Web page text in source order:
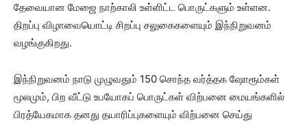
தேவையான மேஜை நாற்காலி உள்ளிட்ட பொருட்களும் உள்ளன.
திறப்பு விழாவையொட்டி சிறப்பு சலுகைகளையும் இந்நிறுவனம்
வழங்குகிறது.
இந்நிறுவனம் நாடு முழுவதும் 150 சொந்த வர்த்தக ஷோரூம்கள்
மூலமும், பிற வீட்டு உபயோகப் பொருட்கள் விற்பனை மையங்களில்
பிரத்யேகமாக தனது தயாரிப்புகளையும் விற்பனை செய்து